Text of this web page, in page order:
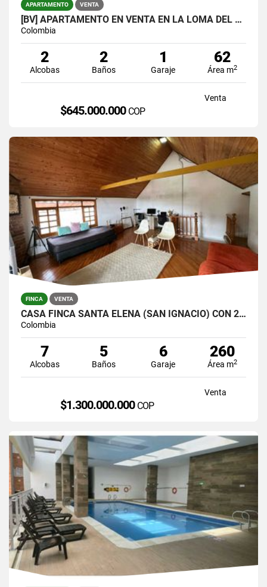
APARTAMENTO VENTA
[BV] APARTAMENTO EN VENTA EN LA LOMA DEL ESMERALDAL, ENVIGADO
Colombia
2
Alcobas
2
Baños
1
Garaje
62
Área m2
Venta
$645.000.000 COP
FINCA VENTA
CASA FINCA SANTA ELENA (SAN IGNACIO) CON 2 CASAS $1300.000.000
Colombia
7
Alcobas
5
Baños
6
Garaje
260
Área m2
Venta
$1.300.000.000 COP